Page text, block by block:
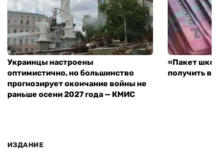
Украинцы настроены
оптимистично, но большинство
прогнозирует окончание войны не
раньше осени 2027 года — КМИС
«Пакет
получить
ИЗДАНИЕ